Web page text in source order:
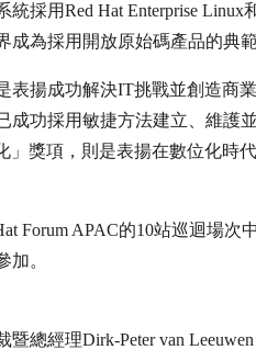
統採用Red Hat Enterprise
成為採用開放原始碼產品的典
表揚成功解決IT挑戰並創造商
成功採用敏捷方法建立、維護
」獎項，則是表揚在數位化時
Forum APAC的10站巡迴場
加。
總經理Dirk-Peter van Leeuwen